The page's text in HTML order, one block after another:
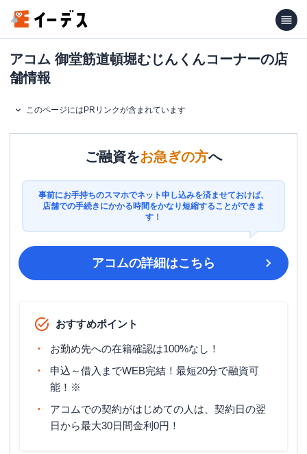
アコム 御堂筋道頓堀むじんくんコーナーの店
舗情報
このページにはPRリンクが含まれています
ご融資をお急ぎの方へ
事前にお手持ちのスマホでネット申し込みを済ませておけば、
店舗での手続きにかかる時間をかなり短縮することができま
す！
アコムの詳細はこちら
おすすめポイント
お勤め先への在籍確認は100%なし！
申込～借入までWEB完結！最短20分で融資可
能！※
アコムでの契約がはじめての人は、契約日の翌
日から最大30日間金利0円！